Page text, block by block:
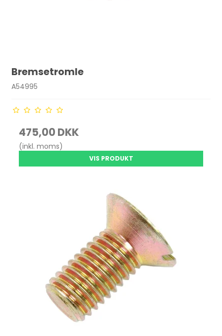
Bremsetromle
A54995
475,00 DKK
(inkl. moms)
VIS PRODUKT